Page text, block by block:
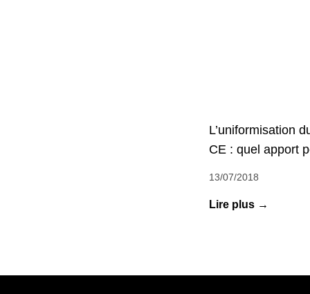
L’uniformisation
CE : quel apport
13/07/2018
Lire plus →